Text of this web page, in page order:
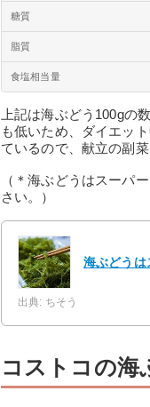
糖質
脂質
食塩相当量
上記は海ぶどう100gの
も低いため、ダイエッ
ているので、献立の副
（＊海ぶどうはスーパ
さい。）
海ぶどうは
出典: ちそう
コストコの海